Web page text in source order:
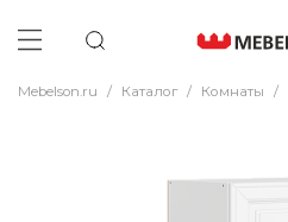
Mebelson.ru / Каталог / Комнаты /